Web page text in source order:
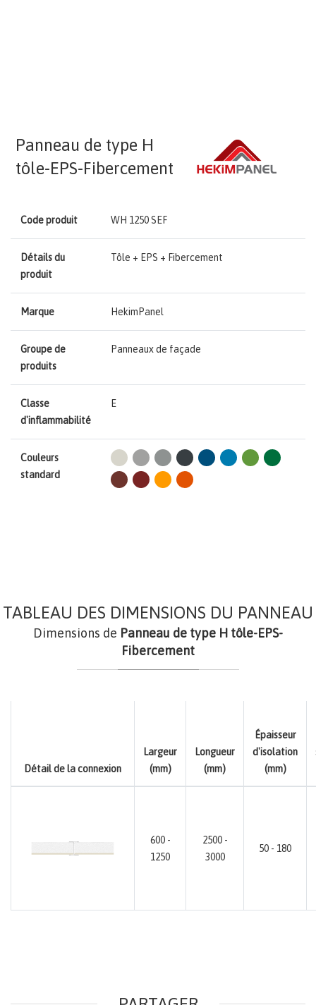
Panneau de type H
tôle-EPS-Fibercement
Code produit WH 1250 SEF
Détails du
produit
Tôle + EPS + Fibercement
Marque HekimPanel
Groupe de
produits
Panneaux de façade
Classe
d'inflammabilité
E
Couleurs
standard
TABLEAU DES DIMENSIONS DU PANNEAU
Dimensions de Panneau de type H tôle-EPS-
Fibercement
Détail de la connexion
Largeur
(mm)
Longueur
(mm)
Épaisseur
d'isolation
(mm)
600 -
1250
2500 -
3000
50 - 180